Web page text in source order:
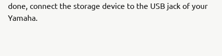
done, connect the storage device to the USB jack of your
Yamaha.